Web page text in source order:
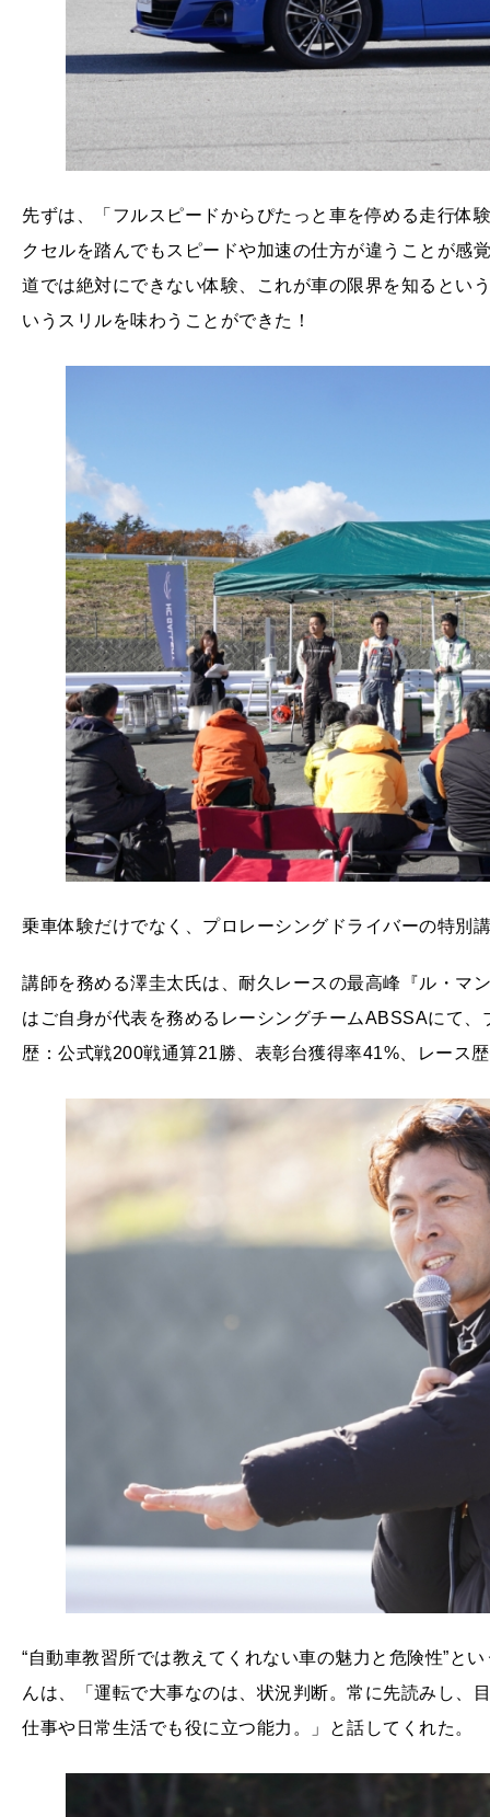
先ずは、「フルスピードからぴたっと車を停める走行体
クセルを踏んでもスピードや加速の仕方が違うことが感
道では絶対にできない体験、これが車の限界を知るとい
いうスリルを味わうことができた！
乗車体験だけでなく、プロレーシングドライバーの特別
講師を務める澤圭太氏は、耐久レースの最高峰『ル・マ
はご自身が代表を務めるレーシングチームABSSAにて
歴：公式戦200戦通算21勝、表彰台獲得率41%、レース
“自動車教習所では教えてくれない車の魅力と危険性”と
んは、「運転で大事なのは、状況判断。常に先読みし、
仕事や日常生活でも役に立つ能力。」と話してくれた。